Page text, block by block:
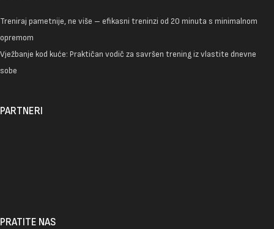
Treniraj pametnije, ne više – efikasni treninzi od 20 minuta s minimalnom
opremom
Vježbanje kod kuće: Praktičan vodič za savršen trening iz vlastite dnevne
sobe
PARTNERI
PRATITE NAS